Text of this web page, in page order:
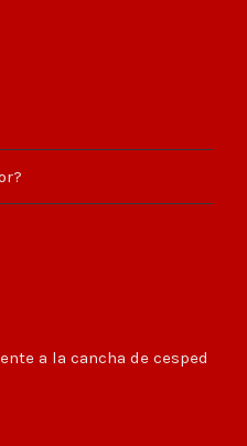
a la cancha de cesped